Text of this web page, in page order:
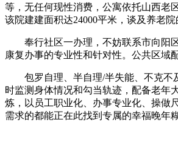
等，无任何现性消费，公寓依托山西老
该院建建面积达24000平米，谈及养老
奉行社区一办理，不妨联系市向阳区
康复办事的专业性和针对性。公共区域
包罗自理、半自理/半失能、不克不及
时监测身体情况和勾当轨迹，配备老年
炼，以员工职业化、办事专业化、操做
需求的都能正在此找到专属的幸福晚年